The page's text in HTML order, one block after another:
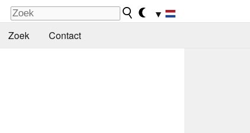
▼
Zoek Contact